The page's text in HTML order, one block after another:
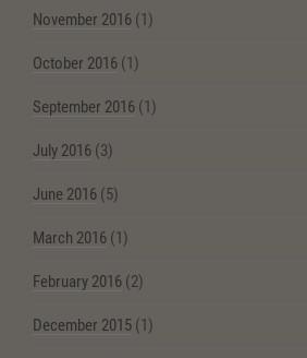
November 2016 (1)
October 2016 (1)
September 2016 (1)
July 2016 (3)
June 2016 (5)
March 2016 (1)
February 2016 (2)
December 2015 (1)